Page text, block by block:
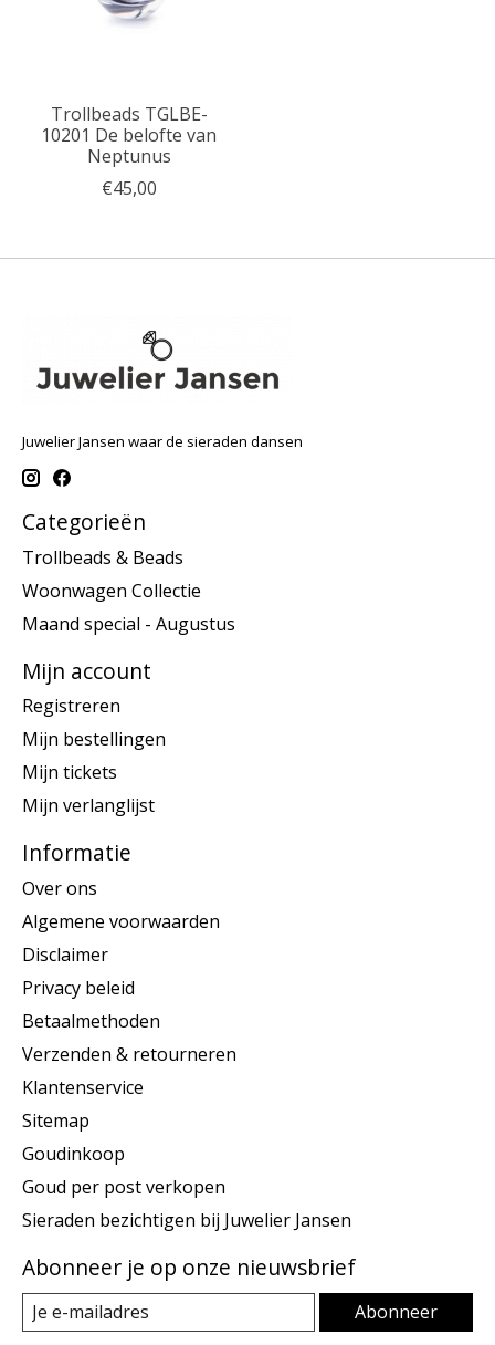
Trollbeads TGLBE-
10201 De belofte van
Neptunus
€45,00
Juwelier Jansen waar de sieraden dansen
Categorieën
Trollbeads & Beads
Woonwagen Collectie
Maand special - Augustus
Mijn account
Registreren
Mijn bestellingen
Mijn tickets
Mijn verlanglijst
Informatie
Over ons
Algemene voorwaarden
Disclaimer
Privacy beleid
Betaalmethoden
Verzenden & retourneren
Klantenservice
Sitemap
Goudinkoop
Goud per post verkopen
Sieraden bezichtigen bij Juwelier Jansen
Abonneer je op onze nieuwsbrief
Abonneer